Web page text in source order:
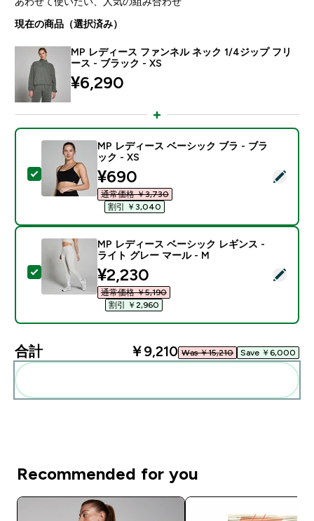
現在の商品（選択済み）
MP レディース ファンネル ネック 1/4ジップ フリ
ース - ブラック - XS
¥6,290‎
この商品を選択 - MP レディース ベーシック ブラ -
MP レディース ベーシック ブラ - ブラ
ック - XS
discounted price
¥690‎
通常価格 ￥3,730‎
割引 ￥3,040‎
この商品を選択 - MP レディース ベーシック レギン
MP レディース ベーシック レギンス -
ライト グレー マール - M
discounted price
¥2,230‎
通常価格 ￥5,190‎
割引 ￥2,960‎
合計 ￥9,210‎ Was ￥15,210‎ Save ￥6,000‎
Recommended for you